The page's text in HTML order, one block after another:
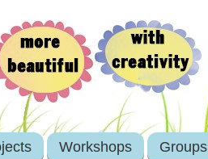
Workshops Groups